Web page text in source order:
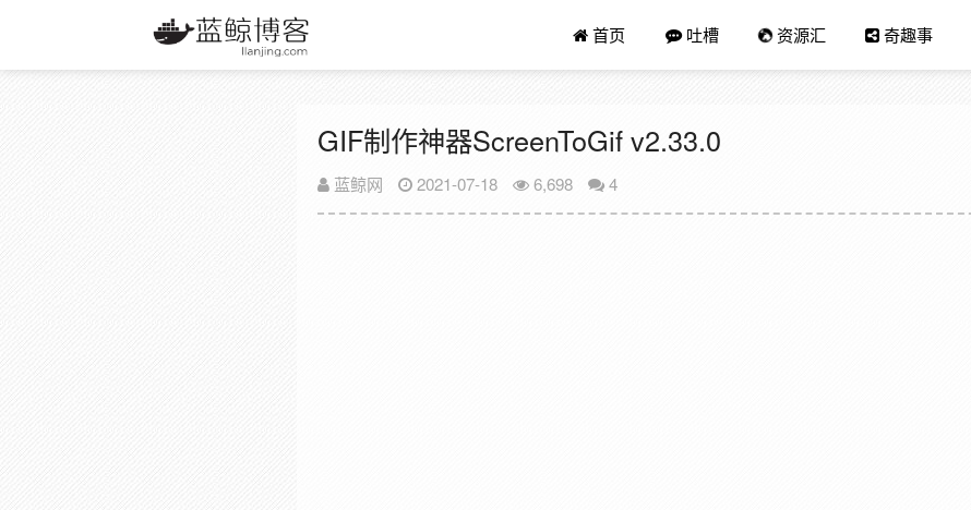
首页 吐槽 资源汇 奇趣事
GIF制作神器ScreenToGif v2.33.0
蓝鲸网 2021-07-18 6,698 4